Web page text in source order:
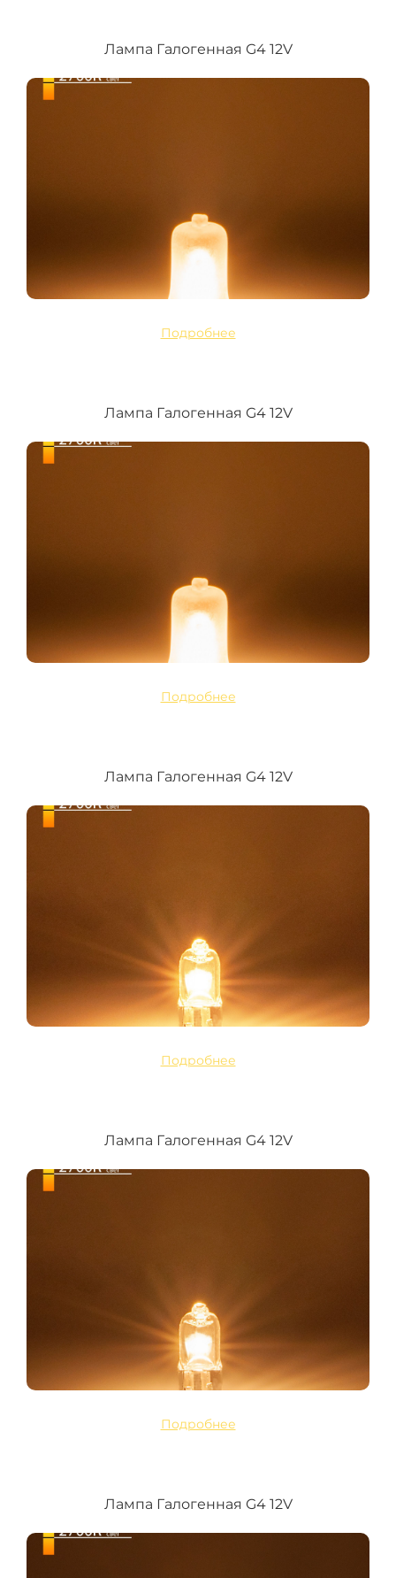
Лампа Галогенная G4 12V
Подробнее
Лампа Галогенная G4 12V
Подробнее
Лампа Галогенная G4 12V
Подробнее
Лампа Галогенная G4 12V
Подробнее
Лампа Галогенная G4 12V